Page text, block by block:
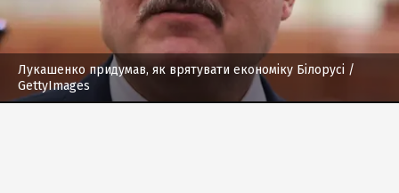
Лукашенко придумав, як врятувати економіку Білорусі /
GettyImages